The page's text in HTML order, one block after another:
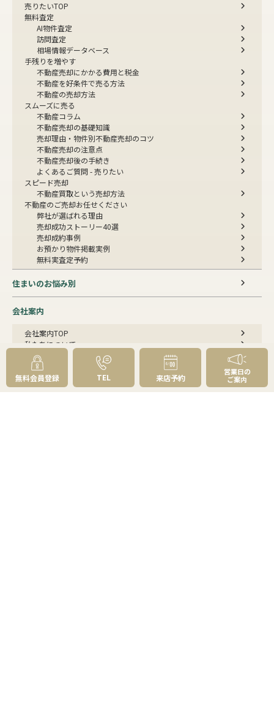
売りたいTOP
無料査定
AI物件査定
訪問査定
相場情報データベース
手残りを増やす
不動産売却にかかる費用と税金
不動産を好条件で売る方法
不動産の売却方法
スムーズに売る
不動産コラム
不動産売却の基礎知識
売却理由・物件別不動産売却のコツ
不動産売却の注意点
不動産売却後の手続き
よくあるご質問 - 売りたい
スピード売却
不動産買取という売却方法
不動産のご売却お任せください
弊社が選ばれる理由
売却成功ストーリー40選
売却成約事例
お預かり物件掲載実例
無料実査定予約
住まいのお悩み別
会社案内
会社案内TOP
私たちについて
アクセス
受賞歴
センチュリー21とは
スタッフ紹介
無料会員登録 TEL 来店予約
営業日の
ご案内